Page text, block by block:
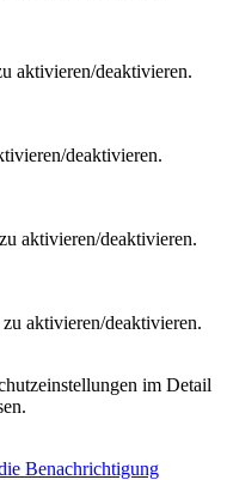
aktivieren/deaktivieren.
deaktivieren.
aktivieren/deaktivieren.
aktivieren/deaktivieren.
im Detail
Benachrichtigung